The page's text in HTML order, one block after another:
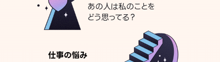
あの人は私のことを
どう思ってる？
仕事の悩み